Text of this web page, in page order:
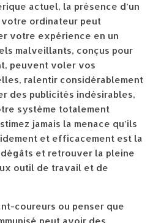
actuel, la présence d’un
ordinateur peut
votre expérience en un
malveillants, conçus pour
peuvent voler vos
ralentir considérablement
des publicités indésirables,
système totalement
jamais la menace qu’ils
et efficacement est la
et retrouver la pleine
outil de travail et de
coureurs ou penser que